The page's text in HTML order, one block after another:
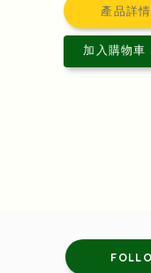
產品詳情
加入購物車